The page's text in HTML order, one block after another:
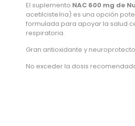
El suplemento NAC 600 mg de
acetilcisteína) es una opción
formulada para apoyar la salud
respiratoria.
Gran antioxidante y
No exceder la dosis